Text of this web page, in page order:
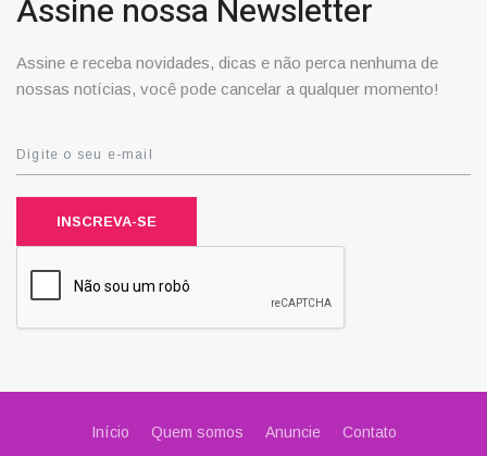
Assine nossa Newsletter
Assine e receba novidades, dicas e não perca nenhuma de
nossas notícias, você pode cancelar a qualquer momento!
INSCREVA-SE
Início Quem somos Anuncie Contato